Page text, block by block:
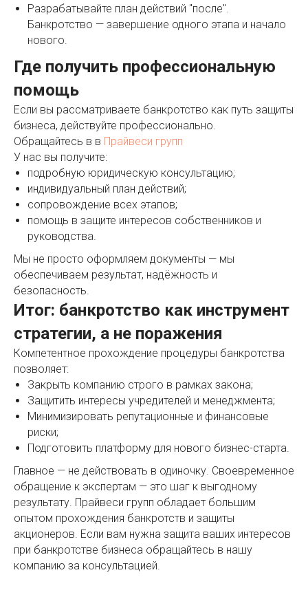
Разрабатывайте план действий "после".
Банкротство — завершение одного этапа и начало
нового.
Где получить профессиональную
помощь
Если вы рассматриваете банкротство как путь защиты
бизнеса, действуйте профессионально.
Обращайтесь в в Прайвеси групп
У нас вы получите:
подробную юридическую консультацию;
индивидуальный план действий;
сопровождение всех этапов;
помощь в защите интересов собственников и
руководства.
Мы не просто оформляем документы — мы
обеспечиваем результат, надёжность и
безопасность.
Итог: банкротство как инструмент
стратегии, а не поражения
Компетентное прохождение процедуры банкротства
позволяет:
Закрыть компанию строго в рамках закона;
Защитить интересы учредителей и менеджмента;
Минимизировать репутационные и финансовые
риски;
Подготовить платформу для нового бизнес-старта.
Главное — не действовать в одиночку. Своевременное
обращение к экспертам — это шаг к выгодному
результату. Прайвеси групп обладает большим
опытом прохождения банкротств и защиты
акционеров. Если вам нужна защита ваших интересов
при банкротстве бизнеса обращайтесь в нашу
компанию за консультацией.